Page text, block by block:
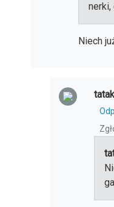
nerki,
Niech